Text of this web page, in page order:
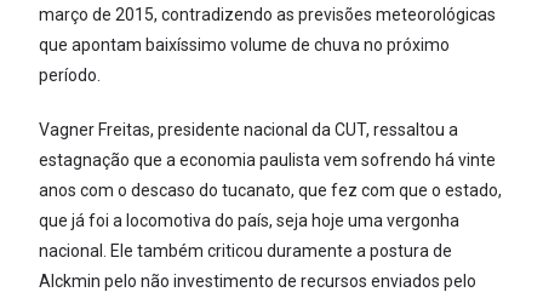
março de 2015, contradizendo as previsões meteorológicas
que apontam baixíssimo volume de chuva no próximo
período.
Vagner Freitas, presidente nacional da CUT, ressaltou a
estagnação que a economia paulista vem sofrendo há vinte
anos com o descaso do tucanato, que fez com que o estado,
que já foi a locomotiva do país, seja hoje uma vergonha
nacional. Ele também criticou duramente a postura de
Alckmin pelo não investimento de recursos enviados pelo